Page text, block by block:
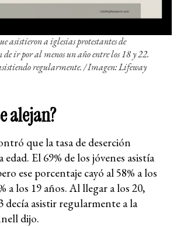
asistieron a iglesias protestantes de
de ir por al menos un año entre los 18 y 22.
regularmente. / Imagen: Lifeway
alejan?
que la tasa de deserción
El 69% de los jóvenes asistía
ese porcentaje cayó al 58% a los
a los 19 años. Al llegar a los 20,
decía asistir regularmente a la
dijo.